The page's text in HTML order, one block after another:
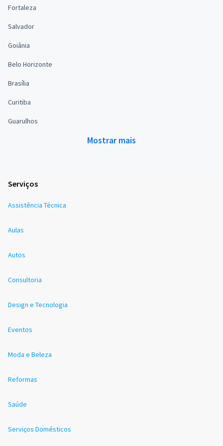
Fortaleza
Salvador
Goiânia
Belo Horizonte
Brasília
Curitiba
Guarulhos
Mostrar mais
Serviços
Assistência Técnica
Aulas
Autos
Consultoria
Design e Tecnologia
Eventos
Moda e Beleza
Reformas
Saúde
Serviços Domésticos